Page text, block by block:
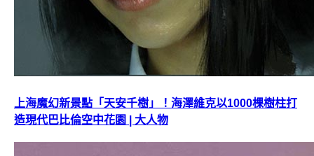
上海魔幻新景點「天安千樹」！海澤維克以1000棵樹柱打
造現代巴比倫空中花園 | 大人物